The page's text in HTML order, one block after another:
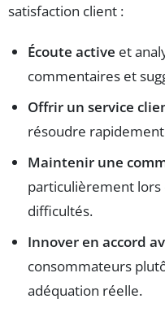
satisfaction client :
Écoute active et
commentaires et
Offrir un service
résoudre
Maintenir une
particulièrement lors
difficultés.
Innover en accord
consommateurs
adéquation réelle.